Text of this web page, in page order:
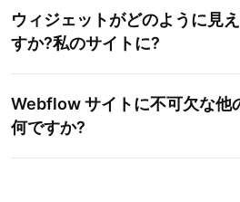
ウィジェットがどのように見
すか?私のサイトに?
Webflow サイトに不可欠な他
何ですか?